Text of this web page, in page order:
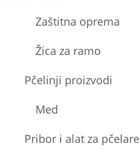
Zaštitna oprema
Žica za ramo
Pčelinji proizvodi
Med
Pribor i alat za pčelare